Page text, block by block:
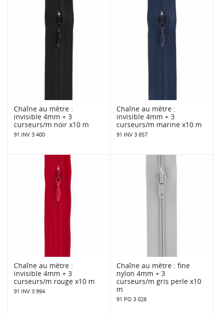
Chaîne au mètre :
invisible 4mm + 3
curseurs/m noir x10 m
91 INV 3 400
Chaîne au mètre :
invisible 4mm + 3
curseurs/m marine x10 m
91 INV 3 857
Chaîne au mètre :
invisible 4mm + 3
curseurs/m rouge x10 m
91 INV 3 994
Chaîne au mètre : fine
nylon 4mm + 3
curseurs/m gris perle x10
m
91 PO 3 028